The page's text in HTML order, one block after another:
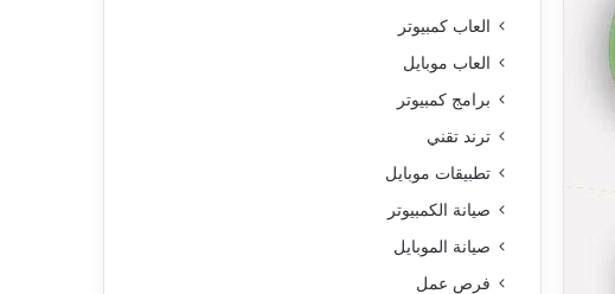
العاب كمبيوتر
العاب موبايل
برامج كمبيوتر
ترند تقني
تطبيقات موبايل
صيانة الكمبيوتر
صيانة الموبايل
فرص عمل